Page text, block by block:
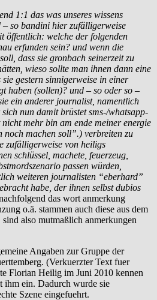
1:1 das was unseres wissens
so bandini hier zufälligerweise
öffentlich: welche der folgenden
erfunden sein? und wenn die
dass sie gronbach seinerzeit zu
wieso sollte man ihnen dann eine
gestern sinnigerweise in einer
haben (sollen)? und – so oder so –
ein anderer journalist, namentlich
nun damit brüstet sms-/whatsapp-
mehr bin am ende meiner energie
machen soll”.) verbreiten zu
zufälligerweise von heiligs
schlüssel, machete, feuerzeug,
passen würden,
weiteren journalisten “eberhard”
habe, der ihnen selbst dubios
das wort anmerkung
o.ä. stammen auch diese aus dem
also mutmaßlich anmerkungen
Angaben zur Gruppe der
(Verkuerzter Text fuer
Florian Heilig im Juni 2010 kennen
ihm ein. Dadurch wurde sie
Szene eingefuehrt.